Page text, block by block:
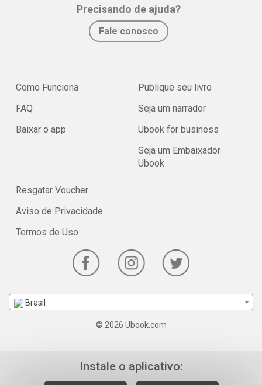
Precisando de ajuda?
Fale conosco
Como Funciona
FAQ
Baixar o app
Publique seu livro
Seja um narrador
Ubook for business
Seja um Embaixador
Ubook
Resgatar Voucher
Aviso de Privacidade
Termos de Uso
Brasil
© 2026 Ubook.com
Instale o aplicativo: